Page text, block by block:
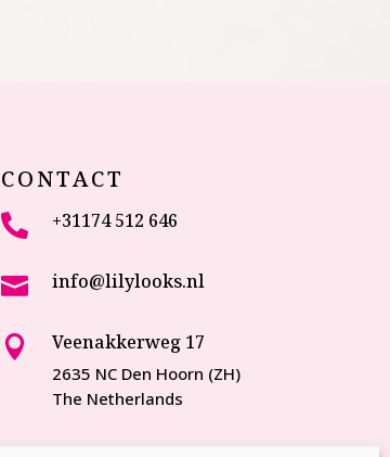
CONTACT
 +31174 512 646
 info@lilylooks.nl
 Veenakkerweg 17
2635 NC Den Hoorn (ZH)
The Netherlands